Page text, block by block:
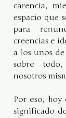
carencia,
espacio que
para
creencias e
a los unos
sobre
nosotros
Por eso,
significado